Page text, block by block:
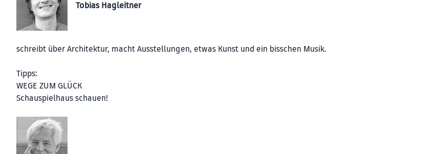
Tobias Hagleitner
schreibt über Architektur, macht Ausstellungen, etwas Kunst und ein bisschen Musik.
Tipps:
WEGE ZUM GLÜCK
Schauspielhaus schauen!